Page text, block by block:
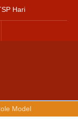
Hari
Hari
Model